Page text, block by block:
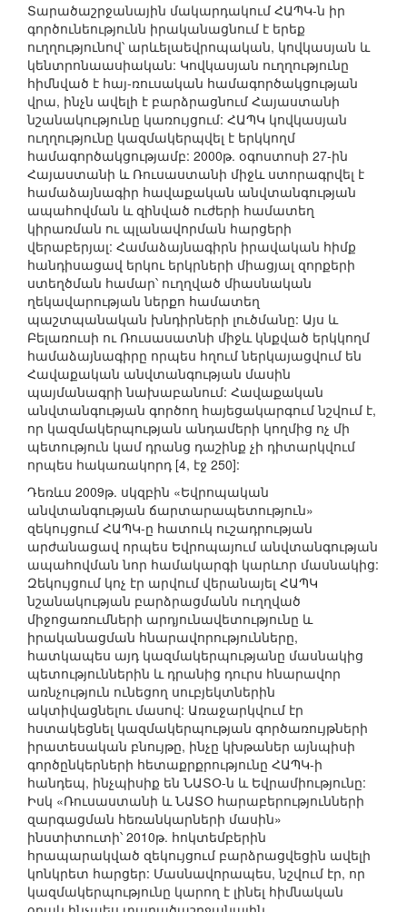
Տարածաշրջանային մակարդակում ՀԱՊԿ-ն իր
գործունեությունն իրականացնում է երեք
ուղղությունով՝ արևելաեվրոպական, կովկասյան և
կենտրոնաասիական: Կովկասյան ուղղությունը
հիմնված է հայ-ռուսական համագործակցության
վրա, ինչն ավելի է բարձրացնում Հայաստանի
նշանակությունը կառույցում: ՀԱՊԿ կովկասյան
ուղղությունը կազմակերպվել է երկկողմ
համագործակցությամբ: 2000թ. օգոստոսի 27-ին
Հայաստանի և Ռուսաստանի միջև ստորագրվել է
համաձայնագիր հավաքական անվտանգության
ապահովման և զինված ուժերի համատեղ
կիրառման ու պլանավորման հարցերի
վերաբերյալ: Համաձայնագիրն իրավական հիմք
հանդիսացավ երկու երկրների միացյալ զորքերի
ստեղծման համար՝ ուղղված միասնական
ղեկավարության ներքո համատեղ
պաշտպանական խնդիրների լուծմանը: Այս և
Բելառուսի ու Ռուսասատնի միջև կնքված երկկողմ
համաձայնագիրը որպես հղում ներկայացվում են
Հավաքական անվտանգության մասին
պայմանագրի նախաբանում: Հավաքական
անվտանգության գործող հայեցակարգում նշվում է,
որ կազմակերպության անդամերի կողմից ոչ մի
պետություն կամ դրանց դաշինք չի դիտարկվում
որպես հակառակորդ [4, էջ 250]:
Դեռևս 2009թ. սկզբին «Եվրոպական
անվտանգության ճարտարապետություն»
զեկույցում ՀԱՊԿ-ը հատուկ ուշադրության
արժանացավ որպես Եվրոպայում անվտանգության
ապահովման նոր համակարգի կարևոր մասնակից:
Զեկույցում կոչ էր արվում վերանայել ՀԱՊԿ
նշանակության բարձրացմանն ուղղված
միջոցառումների արդյունավետությունը և
իրականացման հնարավորությունները,
հատկապես այդ կազմակերպությանը մասնակից
պետություններին և դրանից դուրս հնարավոր
առնչություն ունեցող սուբյեկտներին
ակտիվացնելու մասով: Առաջարկվում էր
հստակեցնել կազմակերպության գործառույթների
իրատեսական բնույթը, ինչը կխթաներ այնպիսի
գործընկերների հետաքրքրությունը ՀԱՊԿ-ի
հանդեպ, ինչպիսիք են ՆԱՏՕ-ն և Եվրամիությունը:
Իսկ «Ռուսաստանի և ՆԱՏՕ հարաբերությունների
զարգացման հեռանկարների մասին»
ինստիտուտի՝ 2010թ. հոկտեմբերին
հրապարակված զեկույցում բարձրացվեցին ավելի
կոնկրետ հարցեր: Մասնավորապես, նշվում էր, որ
կազմակերպությունը կարող է լինել հիմնական